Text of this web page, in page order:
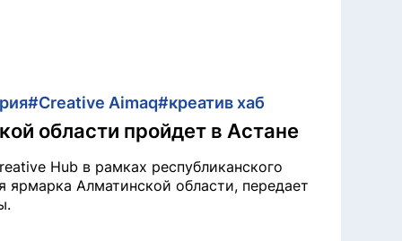
#Creative Aimaq#креатив хаб
области пройдет в Астане
Hub в рамках республиканского
ярмарка Алматинской области, передает